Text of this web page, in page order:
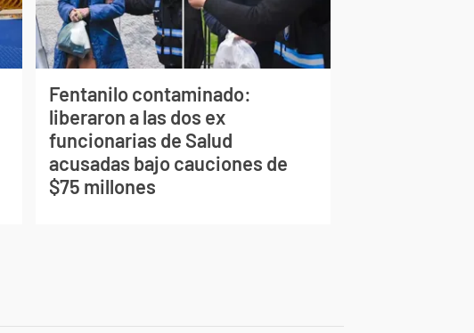
Fentanilo contaminado:
liberaron a las dos ex
funcionarias de Salud
acusadas bajo cauciones de
$75 millones